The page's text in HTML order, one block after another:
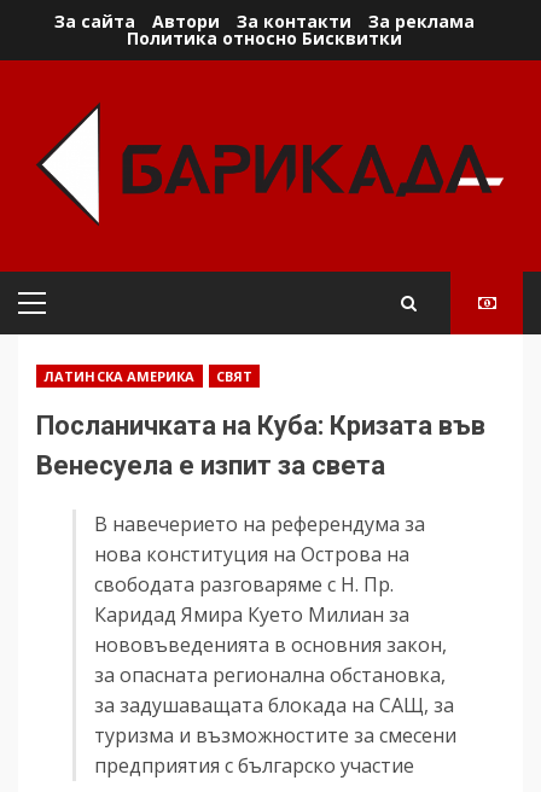
За сайта Автори За контакти За реклама
Политика относно Бисквитки
Primary
ЛАТИНСКА АМЕРИКА СВЯТ
Посланичката на Куба: Кризата във
Венесуела е изпит за света
В навечерието на референдума за
нова конституция на Острова на
свободата разговаряме с Н. Пр.
Каридад Ямира Куето Милиан за
нововъведенията в основния закон,
за опасната регионална обстановка,
за задушаващата блокада на САЩ, за
туризма и възможностите за смесени
предприятия с българско участие